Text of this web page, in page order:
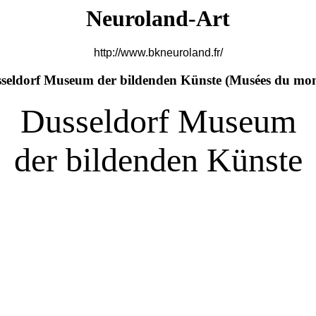
Neuroland-Art
http://www.bkneuroland.fr/
Museum der bildenden Künste (Musées du
Dusseldorf Museum
der bildenden Künste